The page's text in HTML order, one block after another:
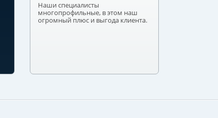
Наши специалисты
многопрофильные, в этом наш
огромный плюс и выгода клиента.